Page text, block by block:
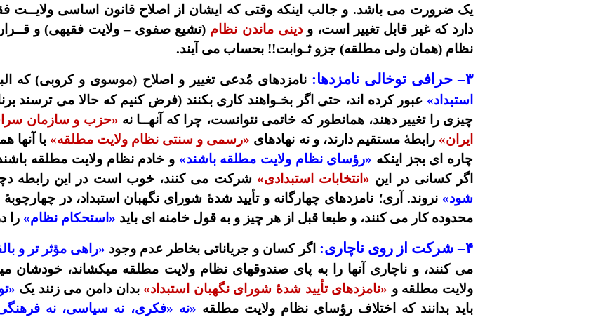
یک ضرورت می باشد. و جالب اینکه وقتی که ایشان از اصلاح قانون اساسی ولایــت
دارد که غیر قابل تغییر است، ودینی ماندن نظام (تشیع صفوی – ولایت فقیهی) و
نظام (همان ولی مطلقه) جزو ثـوابت!! بحساب می آیند.
۳– حرافی توخالی نامزدها: نامزدهای مُدعی تغییر و اصلاح (موسوی و کروبی) که
استبداد» عبور کرده اند، حتی اگر بخـواهند کاری بکنند (فرض کنیم که حالا می ترسند
چیزی را تغییر دهند، همانطور که خاتمی نتوانست، چرا که آنهــا نه «حزب و سازمان
ایران» رابطۀ مستقیم دارند، و نه نهادهای «رسمی و سنتی نظام ولایت مطلقه»با آنها
چاره ای بجز اینکه «رؤسای نظام ولایت مطلقه باشند» و خادم نظام ولایت مطلقه
اگر کسانی در این «انتخابات استبدادی» شرکت می کنند، خوب است در این رابطه
شود» نروند. آری؛ نامزدهای چهارگانه و تأیید شدۀ شورای نگهبان استبداد، در چهارچوبۀ
محدوده کار می کنند، و طبعا قبل از هر چیز و به قول خامنه ای باید «استحکام نظام» را
۴– شرکت از روی ناچاری:اگر کسان و جریاناتی بخاطر عدم وجود «راهی مؤثر تر و
می کنند، و ناچاری آنها را به پای صندوقهای نظام ولایت مطلقه میکشاند، خودشان
ولایت مطلقه و «نامزدهای تأیید شدۀ شورای نگهبان استبداد»بدان دامن می زنند یک
باید بدانند که اختلاف رؤسای نظام ولایت مطلقه «نه «فکری، نه سیاسی، نه